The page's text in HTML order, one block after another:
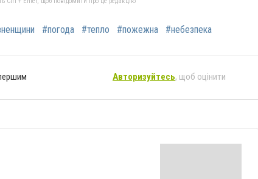
#погода #тепло #пожежна #небезпека
Авторизуйтесь, щоб оцінити